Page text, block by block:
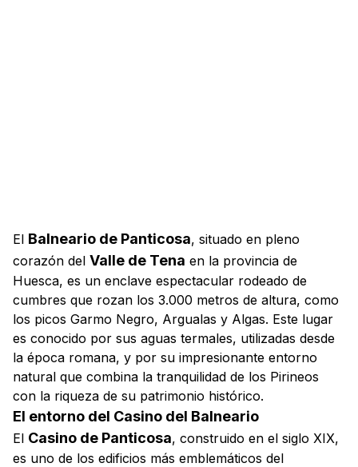
El Balneario de Panticosa, situado en pleno
corazón del Valle de Tena en la provincia de
Huesca, es un enclave espectacular rodeado de
cumbres que rozan los 3.000 metros de altura, como
los picos Garmo Negro, Argualas y Algas. Este lugar
es conocido por sus aguas termales, utilizadas desde
la época romana, y por su impresionante entorno
natural que combina la tranquilidad de los Pirineos
con la riqueza de su patrimonio histórico.
El entorno del Casino del Balneario
El Casino de Panticosa, construido en el siglo XIX,
es uno de los edificios más emblemáticos del